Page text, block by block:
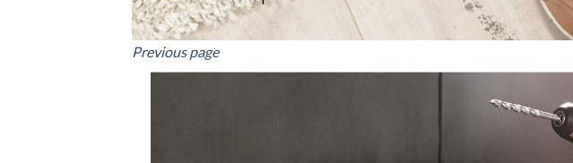
Previous page